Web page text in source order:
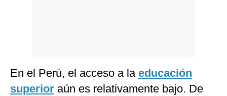
En el Perú, el acceso a la educación
superior aún es relativamente bajo. De